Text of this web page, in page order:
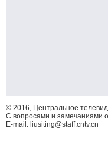
© 2016, Центральное
С вопросами и замечаниями
E-mail: liusiting@staff.cntv.cn